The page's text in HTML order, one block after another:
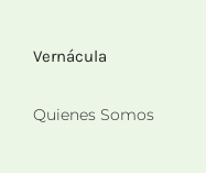
Vernácula
Quienes Somos